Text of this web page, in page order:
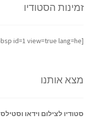
זמינות הסטודיו
[dopbsp id=1 view=true lang=he]
מצא אותנו
סטודיו לצילום וידאו וסטילס